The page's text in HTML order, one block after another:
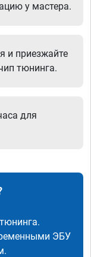
у мастера.
и приезжайте
тюнинга.
для
ЭБУ